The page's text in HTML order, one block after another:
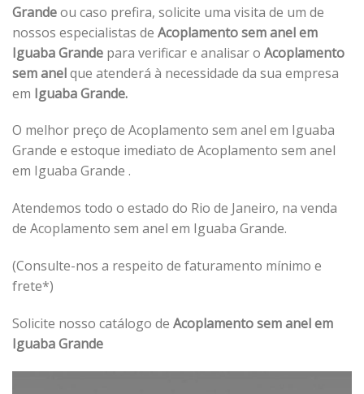
Grandeou caso prefira, solicite uma visita de um de
nossos especialistas de Acoplamento sem anel em
Iguaba Grande para verificar e analisar o Acoplamento
sem anelque atenderá à necessidade da sua empresa
em Iguaba Grande.
O melhor preço de Acoplamento sem anel em Iguaba
Grande e estoque imediato de Acoplamento sem anel
em Iguaba Grande .
Atendemos todo o estado do Rio de Janeiro, na venda
de Acoplamento sem anel em Iguaba Grande.
(Consulte-nos a respeito de faturamento mínimo e
frete*)
Solicite nosso catálogo de Acoplamento sem anel em
Iguaba Grande